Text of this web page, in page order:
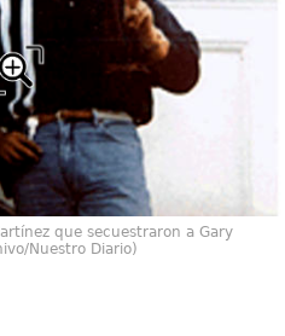
que secuestraron a Gary
Nuestro Diario)